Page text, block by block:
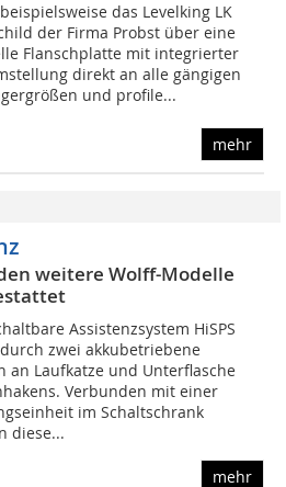
das Levelking LK
der Firma Probst über eine
Flanschplatte mit integrierter
direkt an alle gängigen
und profile...
mehr
weitere Wolff-Modelle
Assistenzsystem HiSPS
zwei akkubetriebene
an Laufkatze und Unterflasche
Verbunden mit einer
im Schaltschrank
diese...
mehr